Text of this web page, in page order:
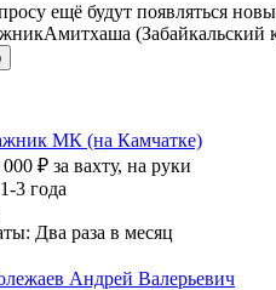
ещё будут появляться
Амитхаша (Забайкальский
МК (на Камчатке)
000 ₽ за вахту, на руки
3 года
Два раза в месяц
Андрей Валерьевич